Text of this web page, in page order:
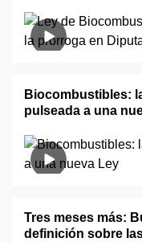
Biocombustibles:
pulseada a una
Tres meses más:
definición sobre